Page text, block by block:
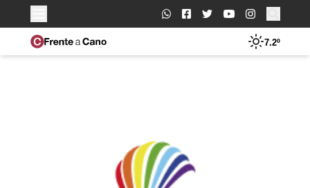
Buscar:
7.2º